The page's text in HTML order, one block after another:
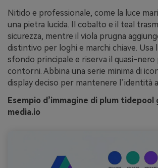
Nitido e professionale, come la luce
una pietra lucida. Il cobalto e il teal
sicurezza, mentre il viola prugna
distintivo per loghi e marchi chiave. Usa
sfondo principale e riserva il quasi-nero
contorni. Abbina una serie minima di
display deciso per mantenere l’identità
Esempio d’immagine di plum
media.io